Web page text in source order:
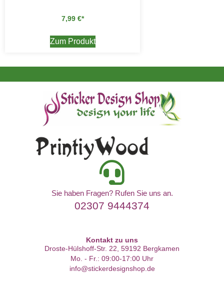
7,99 €
Zum Produkt
Sie haben Fragen? Rufen Sie uns an.
02307 9444374
Kontakt zu uns
Droste-Hülshoff-Str. 22, 59192 Bergkamen
Mo. - Fr.: 09:00-17:00 Uhr
info@stickerdesignshop.de